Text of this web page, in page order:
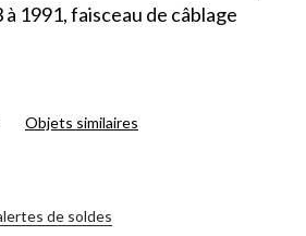
1991, faisceau de câblage
Objets similaires
de soldes